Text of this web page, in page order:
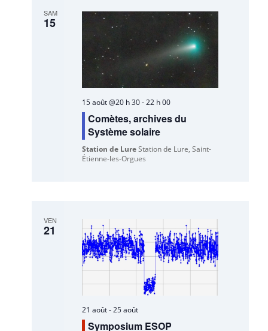
SAM
15
15 août @20 h 30-22 h 00
Comètes, archives du
Système solaire
Station de LureStation de Lure, Saint-
Étienne-les-Orgues
VEN
21
21 août-25 août
Symposium ESOP